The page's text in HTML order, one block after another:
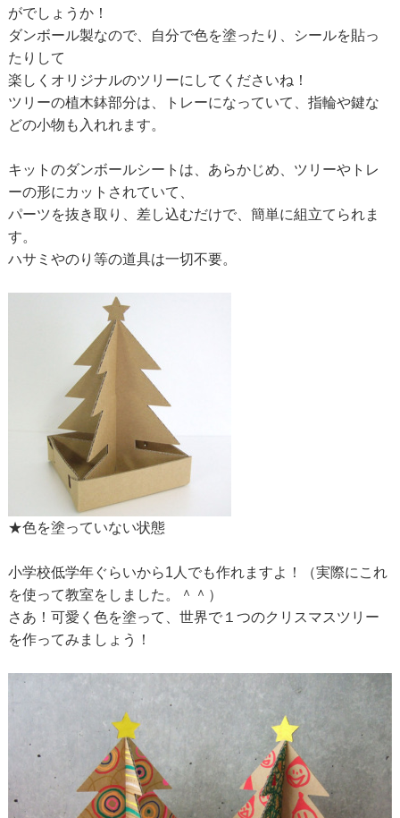
がでしょうか！
ダンボール製なので、自分で色を塗ったり、シールを貼っ
たりして
楽しくオリジナルのツリーにしてくださいね！
ツリーの植木鉢部分は、トレーになっていて、指輪や鍵な
どの小物も入れれます。
キットのダンボールシートは、あらかじめ、ツリーやトレ
ーの形にカットされていて、
パーツを抜き取り、差し込むだけで、簡単に組立てられま
す。
ハサミやのり等の道具は一切不要。
★色を塗っていない状態
小学校低学年ぐらいから1人でも作れますよ！（実際にこれ
を使って教室をしました。＾＾）
さあ！可愛く色を塗って、世界で１つのクリスマスツリー
を作ってみましょう！